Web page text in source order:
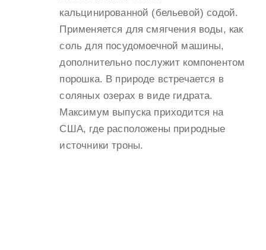
кальцинированной (бельевой) содой.
Применяется для смягчения воды, как
соль для посудомоечной машины,
дополнительно послужит компонентом
порошка. В природе встречается в
соляных озерах в виде гидрата.
Максимум выпуска приходится на
США, где расположены природные
источники троны.